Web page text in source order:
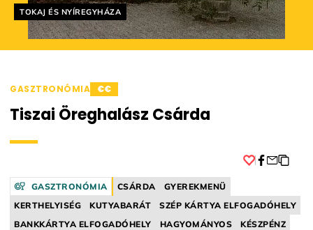
Helyszín címkék:
TOKAJ ÉS NYÍREGYHÁZA
GASZTRONÓMIA €€
Tiszai Öreghalász Csárda
GASZTRONÓMIA CSÁRDA
GYEREKMENÜ
KERTHELYISÉG
KUTYABARÁT
SZÉP KÁRTYA ELFOGADÓHELY
BANKKÁRTYA ELFOGADÓHELY
HAGYOMÁNYOS
KÉSZPÉNZ